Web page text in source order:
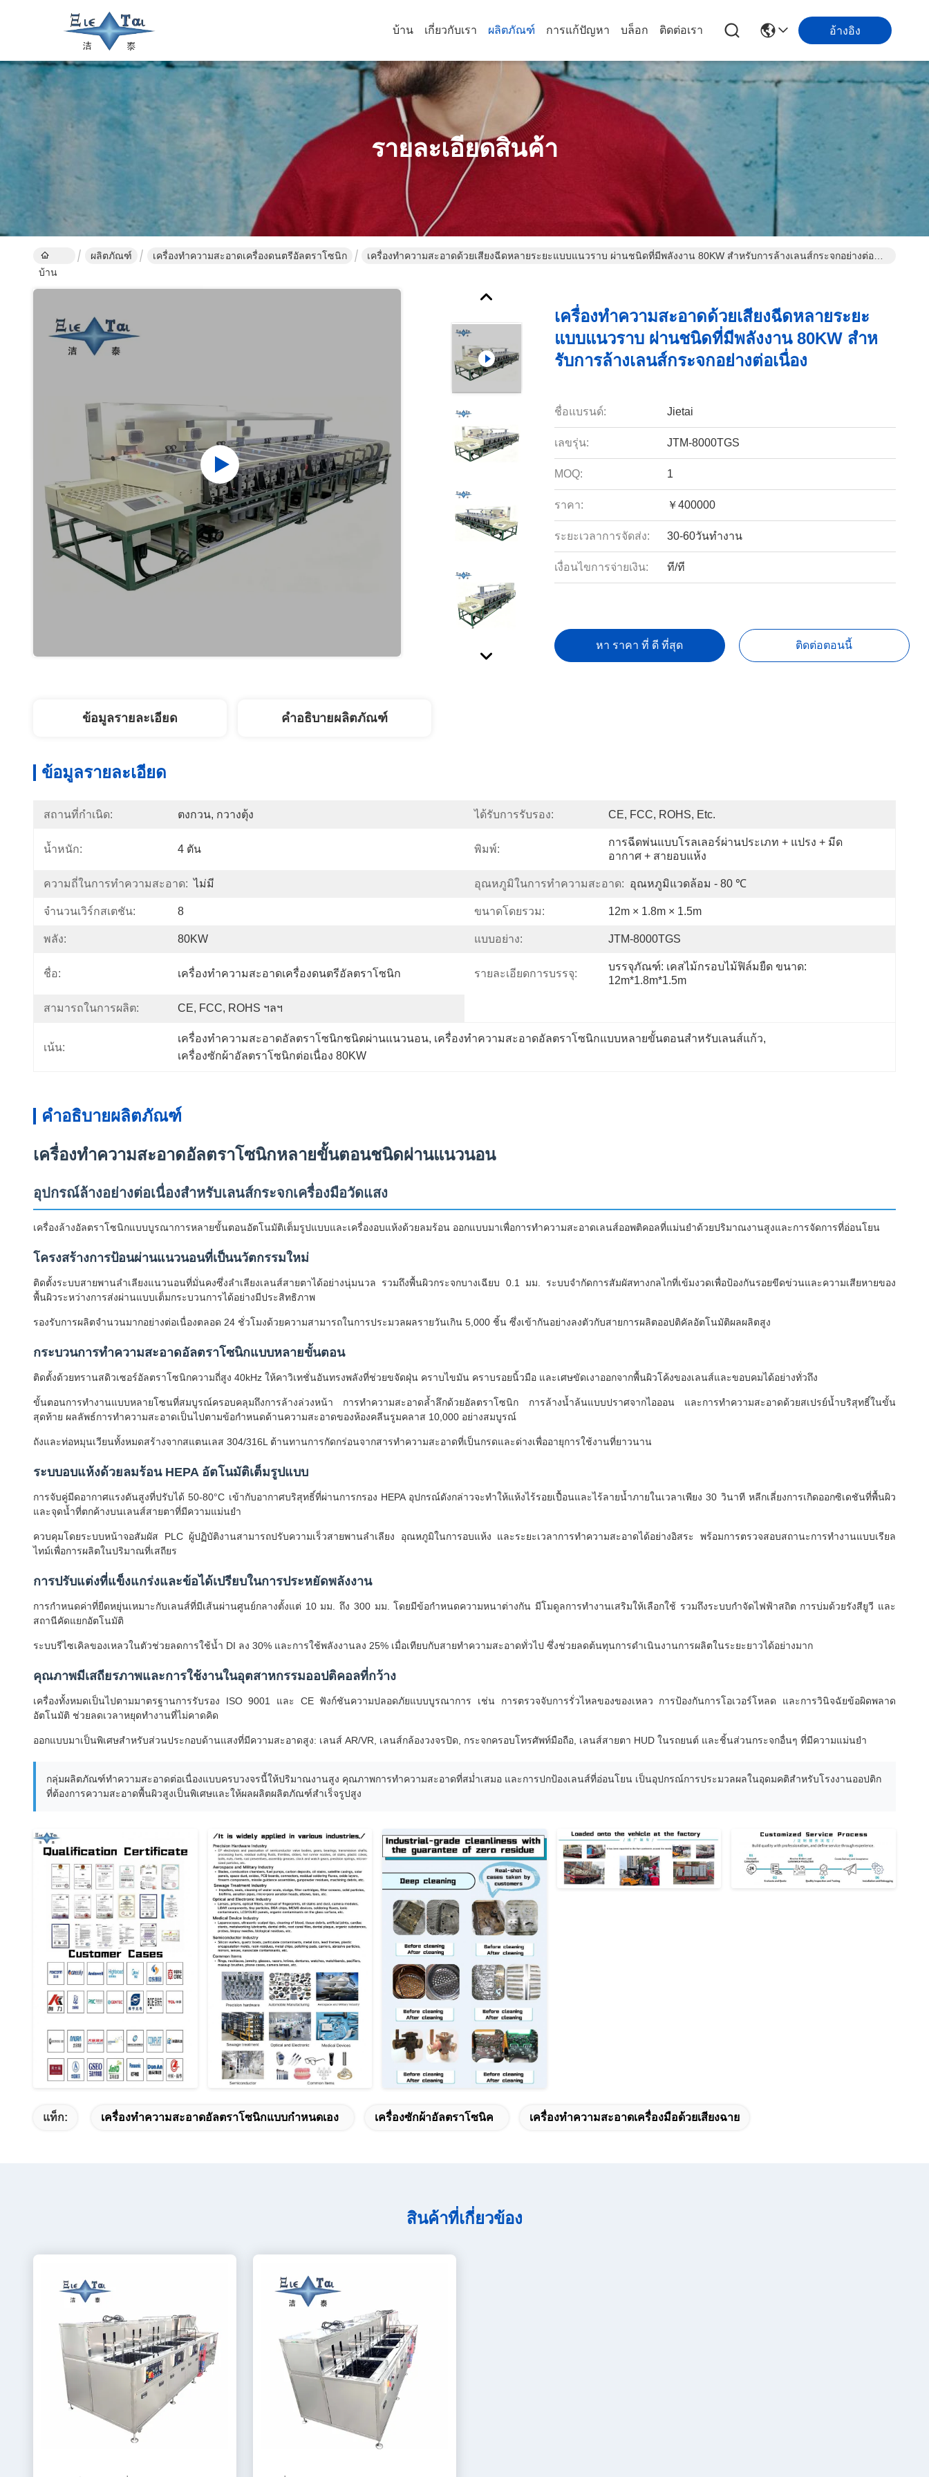
บ้าน เกี่ยวกับเรา ผลิตภัณฑ์ การแก้ปัญหา บล็อก ติดต่อเรา อ้างอิง
รายละเอียดสินค้า
บ้าน
ผลิตภัณฑ์ เครื่องทำความสะอาดเครื่องดนตรีอัลตราโซนิก
เครื่องทําความสะอาดด้วยเสียงฉีดหลายระยะแบบแนวราบ ผ่านชนิดที่มีพลังงาน 80KW สําหรับการล้างเลนส์กระจกอย่างต่อ
เครื่องทําความสะอาดด้วยเสียงฉีดหลายระยะ
แบบแนวราบ ผ่านชนิดที่มีพลังงาน 80KW สําห
รับการล้างเลนส์กระจกอย่างต่อเนื่อง
ชื่อแบรนด์: Jietai
เลขรุ่น: JTM-8000TGS
MOQ: 1
ราคา: ￥400000
ระยะเวลาการจัดส่ง: 30-60วันทำงาน
เงื่อนไขการจ่ายเงิน: ที/ที
หา ราคา ที่ ดี ที่สุด ติดต่อตอนนี้
ข้อมูลรายละเอียด คำอธิบายผลิตภัณฑ์
ข้อมูลรายละเอียด
สถานที่กำเนิด: ตงกวน, กวางตุ้ง ได้รับการรับรอง: CE, FCC, ROHS, Etc.
น้ำหนัก: 4 ตัน พิมพ์:
การฉีดพ่นแบบโรลเลอร์ผ่านประเภท + แปรง + มีด
อากาศ + สายอบแห้ง
ความถี่ในการทำความสะอาด: ไม่มี อุณหภูมิในการทำความสะอาด: อุณหภูมิแวดล้อม - 80 ℃
จำนวนเวิร์กสเตชัน: 8 ขนาดโดยรวม: 12m × 1.8m × 1.5m
พลัง: 80KW แบบอย่าง: JTM-8000TGS
ชื่อ: เครื่องทำความสะอาดเครื่องดนตรีอัลตราโซนิก รายละเอียดการบรรจุ:
บรรจุภัณฑ์: เคสไม้กรอบไม้ฟิล์มยืด ขนาด:
12m*1.8m*1.5m
สามารถในการผลิต: CE, FCC, ROHS ฯลฯ
เน้น:
เครื่องทำความสะอาดอัลตราโซนิกชนิดผ่านแนวนอน, เครื่องทำความสะอาดอัลตราโซนิกแบบหลายขั้นตอนสำหรับเลนส์แก้ว,
เครื่องซักผ้าอัลตราโซนิกต่อเนื่อง 80KW
คำอธิบายผลิตภัณฑ์
เครื่องทำความสะอาดอัลตราโซนิกหลายขั้นตอนชนิดผ่านแนวนอน
อุปกรณ์ล้างอย่างต่อเนื่องสำหรับเลนส์กระจกเครื่องมือวัดแสง
เครื่องล้างอัลตราโซนิกแบบบูรณาการหลายขั้นตอนอัตโนมัติเต็มรูปแบบและเครื่องอบแห้งด้วยลมร้อน ออกแบบมาเพื่อการทำความสะอาดเลนส์ออพติคอลที่แม่นยำด้วยปริมาณงานสูงและการจัดการที่อ่อนโยน
โครงสร้างการป้อนผ่านแนวนอนที่เป็นนวัตกรรมใหม่
ติดตั้งระบบสายพานลำเลียงแนวนอนที่มั่นคงซึ่งลำเลียงเลนส์สายตาได้อย่างนุ่มนวล รวมถึงพื้นผิวกระจกบางเฉียบ 0.1 มม. ระบบจำกัดการสัมผัสทางกลไกที่เข้มงวดเพื่อป้องกันรอยขีดข่วนและความเสียหายของ
พื้นผิวระหว่างการส่งผ่านแบบเต็มกระบวนการได้อย่างมีประสิทธิภาพ
รองรับการผลิตจำนวนมากอย่างต่อเนื่องตลอด 24 ชั่วโมงด้วยความสามารถในการประมวลผลรายวันเกิน 5,000 ชิ้น ซึ่งเข้ากันอย่างลงตัวกับสายการผลิตออปติคัลอัตโนมัติผลผลิตสูง
กระบวนการทำความสะอาดอัลตราโซนิกแบบหลายขั้นตอน
ติดตั้งด้วยทรานสดิวเซอร์อัลตราโซนิกความถี่สูง 40kHz ให้คาวิเทชั่นอันทรงพลังที่ช่วยขจัดฝุ่น คราบไขมัน คราบรอยนิ้วมือ และเศษขัดเงาออกจากพื้นผิวโค้งของเลนส์และขอบคมได้อย่างทั่วถึง
ขั้นตอนการทำงานแบบหลายโซนที่สมบูรณ์ครอบคลุมถึงการล้างล่วงหน้า การทำความสะอาดล้ำลึกด้วยอัลตราโซนิก การล้างน้ำล้นแบบปราศจากไอออน และการทำความสะอาดด้วยสเปรย์น้ำบริสุทธิ์ในขั้น
สุดท้าย ผลลัพธ์การทำความสะอาดเป็นไปตามข้อกำหนดด้านความสะอาดของห้องคลีนรูมคลาส 10,000 อย่างสมบูรณ์
ถังและท่อหมุนเวียนทั้งหมดสร้างจากสแตนเลส 304/316L ต้านทานการกัดกร่อนจากสารทำความสะอาดที่เป็นกรดและด่างเพื่ออายุการใช้งานที่ยาวนาน
ระบบอบแห้งด้วยลมร้อน HEPA อัตโนมัติเต็มรูปแบบ
การจับคู่มีดอากาศแรงดันสูงที่ปรับได้ 50-80°C เข้ากับอากาศบริสุทธิ์ที่ผ่านการกรอง HEPA อุปกรณ์ดังกล่าวจะทำให้แห้งไร้รอยเปื้อนและไร้ลายน้ำภายในเวลาเพียง 30 วินาที หลีกเลี่ยงการเกิดออกซิเดชันที่พื้นผิว
และจุดน้ำที่ตกค้างบนเลนส์สายตาที่มีความแม่นยำ
ควบคุมโดยระบบหน้าจอสัมผัส PLC ผู้ปฏิบัติงานสามารถปรับความเร็วสายพานลำเลียง อุณหภูมิในการอบแห้ง และระยะเวลาการทำความสะอาดได้อย่างอิสระ พร้อมการตรวจสอบสถานะการทำงานแบบเรียล
ไทม์เพื่อการผลิตในปริมาณที่เสถียร
การปรับแต่งที่แข็งแกร่งและข้อได้เปรียบในการประหยัดพลังงาน
การกำหนดค่าที่ยืดหยุ่นเหมาะกับเลนส์ที่มีเส้นผ่านศูนย์กลางตั้งแต่ 10 มม. ถึง 300 มม. โดยมีข้อกำหนดความหนาต่างกัน มีโมดูลการทำงานเสริมให้เลือกใช้ รวมถึงระบบกำจัดไฟฟ้าสถิต การบ่มด้วยรังสียูวี และ
สถานีคัดแยกอัตโนมัติ
ระบบรีไซเคิลของเหลวในตัวช่วยลดการใช้น้ำ DI ลง 30% และการใช้พลังงานลง 25% เมื่อเทียบกับสายทำความสะอาดทั่วไป ซึ่งช่วยลดต้นทุนการดำเนินงานการผลิตในระยะยาวได้อย่างมาก
คุณภาพมีเสถียรภาพและการใช้งานในอุตสาหกรรมออปติคอลที่กว้าง
เครื่องทั้งหมดเป็นไปตามมาตรฐานการรับรอง ISO 9001 และ CE ฟังก์ชันความปลอดภัยแบบบูรณาการ เช่น การตรวจจับการรั่วไหลของของเหลว การป้องกันการโอเวอร์โหลด และการวินิจฉัยข้อผิดพลาด
อัตโนมัติ ช่วยลดเวลาหยุดทำงานที่ไม่คาดคิด
ออกแบบมาเป็นพิเศษสำหรับส่วนประกอบด้านแสงที่มีความสะอาดสูง: เลนส์ AR/VR, เลนส์กล้องวงจรปิด, กระจกครอบโทรศัพท์มือถือ, เลนส์สายตา HUD ในรถยนต์ และชิ้นส่วนกระจกอื่นๆ ที่มีความแม่นยำ
กลุ่มผลิตภัณฑ์ทำความสะอาดต่อเนื่องแบบครบวงจรนี้ให้ปริมาณงานสูง คุณภาพการทำความสะอาดที่สม่ำเสมอ และการปกป้องเลนส์ที่อ่อนโยน เป็นอุปกรณ์การประมวลผลในอุดมคติสำหรับโรงงานออปติก
ที่ต้องการความสะอาดพื้นผิวสูงเป็นพิเศษและให้ผลผลิตผลิตภัณฑ์สำเร็จรูปสูง
แท็ก: เครื่องทำความสะอาดอัลตราโซนิกแบบกำหนดเอง เครื่องซักผ้าอัลตราโซนิค เครื่องทําความสะอาดเครื่องมือด้วยเสียงฉาย
สินค้าที่เกี่ยวข้อง